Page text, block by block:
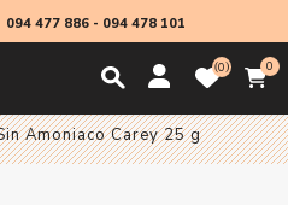
094 477 886- 094 478 101
0 0
Amoniaco Carey 25 g